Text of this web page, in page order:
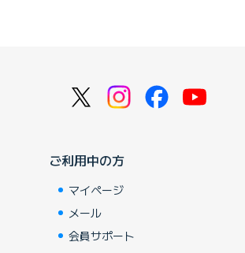
ご利用中の方
マイページ
メール
会員サポート